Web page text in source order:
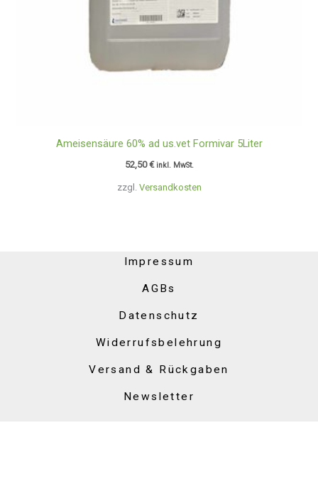
zzgl. Versandkosten
Ameisensäure 60% ad us.vet Formivar 5Liter
52,50€ inkl. MwSt.
Impressum
AGBs
Datenschutz
Widerrufsbelehrung
Versand & Rückgaben
Newsletter